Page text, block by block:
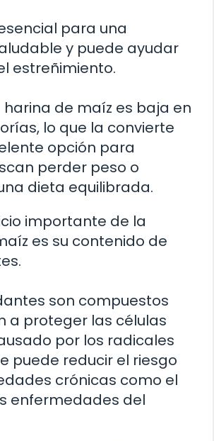
para una
y puede ayudar
estreñimiento.
harina de maíz es baja en
lo que la convierte
opción para
perder peso o
dieta equilibrada.
importante de la
es su contenido de
son compuestos
a proteger las células
por los radicales
puede reducir el riesgo
crónicas como el
enfermedades del